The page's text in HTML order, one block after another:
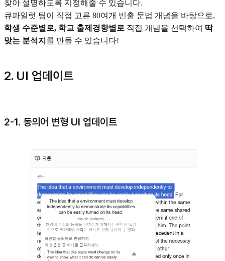
찾아 설명하도록 지정해줄 수 있습니다.
큐파일럿 팀이 직접 고른 80여개 빈출 문법 개념을 바탕으로,
학생 수준별로, 학교 출제경향별로 직접 개념을 선택하여 딱
맞는 분석지 를 만들 수 있습니다!
2. UI 업데이트
2-1. 동의어 변형 UI 업데이트